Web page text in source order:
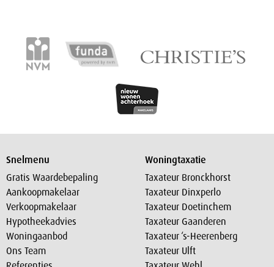
Snelmenu
Gratis Waardebepaling
Aankoopmakelaar
Verkoopmakelaar
Hypotheekadvies
Woningaanbod
Ons Team
Woningtaxatie
Taxateur Bronckhorst
Taxateur Dinxperlo
Taxateur Doetinchem
Taxateur Gaanderen
Taxateur ‘s-Heerenberg
Taxateur Ulft